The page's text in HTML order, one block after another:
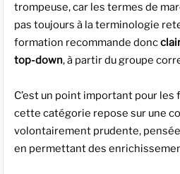
trompeuse, car les termes de
pas toujours à la terminologie
formation recommande donc
top-down, à partir du groupe
C’est un point important pour
cette catégorie repose sur une
volontairement prudente,
en permettant des